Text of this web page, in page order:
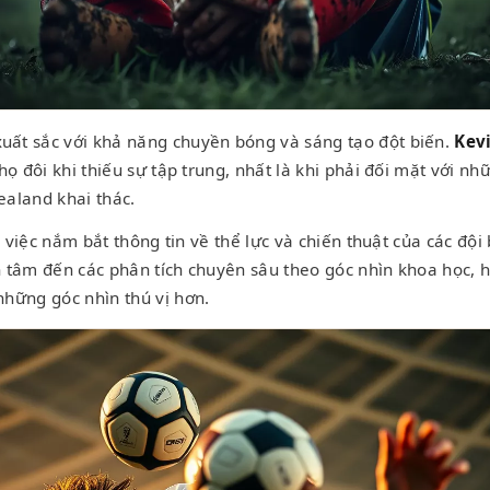
sắc với khả năng chuyền bóng và sáng tạo đột biến.
đôi khi thiếu sự tập trung, nhất là khi phải đối mặt với
khai thác.
nắm bắt thông tin về thể lực và chiến thuật của các
đến các phân tích chuyên sâu theo góc nhìn khoa học,
góc nhìn thú vị hơn.